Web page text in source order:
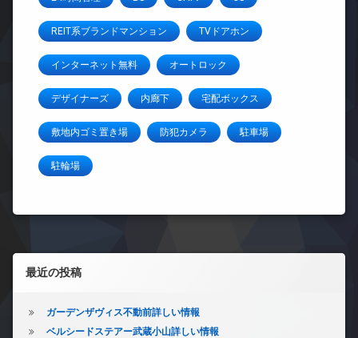
REIT系ブランドマンション TVドアホン
インターネット無料 オートロック
デザイナーズ 内廊下 宅配ボックス
敷地内ゴミ置き場 防犯カメラ 駐車場
駐輪場
左サイドバー
最近の投稿
ガーデンザヴィス不動前詳しい情報
ベルシードステアー武蔵小山詳しい情報